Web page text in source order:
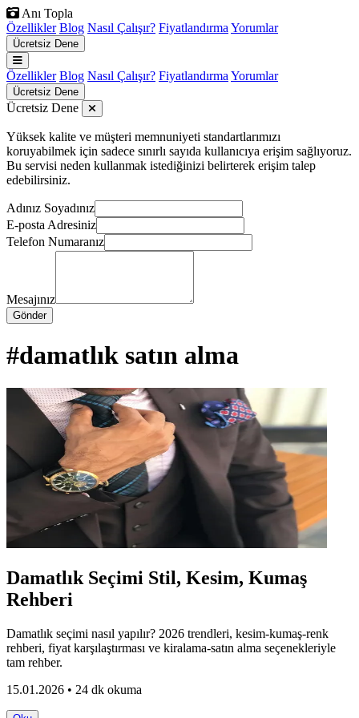
Anı Topla
Özellikler Blog Nasıl Çalışır? Fiyatlandırma Yorumlar
Ücretsiz Dene
Özellikler Blog Nasıl Çalışır? Fiyatlandırma Yorumlar
Ücretsiz Dene
Ücretsiz Dene
Yüksek kalite ve müşteri memnuniyeti standartlarımızı
koruyabilmek için sadece sınırlı sayıda kullanıcıya erişim sağlıyoruz.
Bu servisi neden kullanmak istediğinizi belirterek erişim talep
edebilirsiniz.
Adınız Soyadınız
E-posta Adresiniz
Telefon Numaranız
Mesajınız
Gönder
#damatlık satın alma
Damatlık Seçimi Stil, Kesim, Kumaş
Rehberi
Damatlık seçimi nasıl yapılır? 2026 trendleri, kesim-kumaş-renk
rehberi, fiyat karşılaştırması ve kiralama-satın alma seçenekleriyle
tam rehber.
15.01.2026 • 24 dk okuma